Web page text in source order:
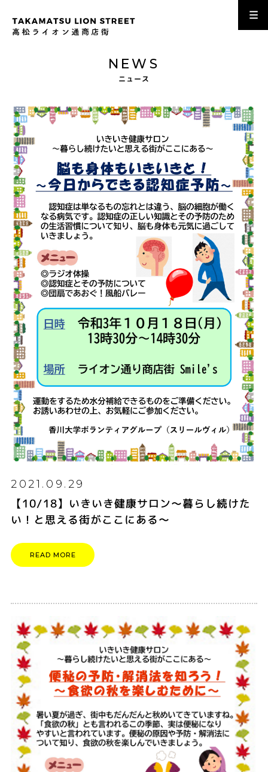
NEWS
ニュース
2021.09.29
【10/18】いきいき健康サロン～暮らし続けた
い！と思える街がここにある～
READ MORE